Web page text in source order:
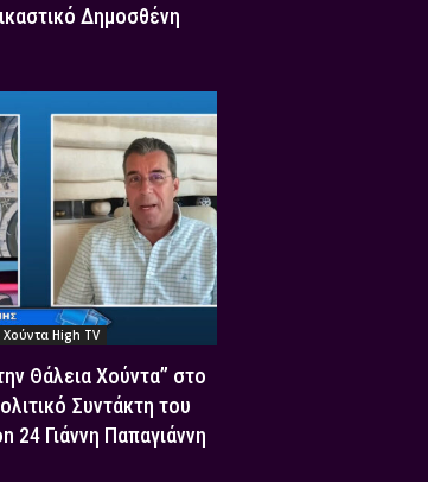
Δημοσθένη
Χούντα High TV
Θάλεια Χούντα” στο
Συντάκτη του
24 Γιάννη Παπαγιάννη